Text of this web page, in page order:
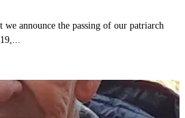
we announce the passing of our patriarch